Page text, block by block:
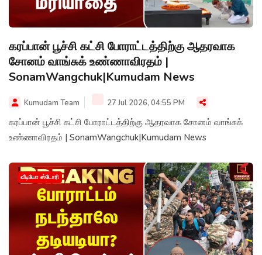
கரப்பான் பூச்சி கட்சி போராட்டத்திற்கு ஆதரவாக
சோனம் வாங்சுக் உண்ணாவிரதம் |
SonamWangchuk|Kumudam News
Kumudam Team 27 Jul 2026, 04:55 PM
கரப்பான் பூச்சி கட்சி போராட்டத்திற்கு ஆதரவாக சோனம் வாங்சுக்
உண்ணாவிரதம் | SonamWangchuk|Kumudam News
வீடியோ ஸ்டோரி